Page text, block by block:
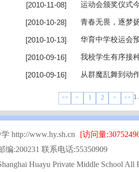
运动会颁奖仪式
[2010-11-08]
青春无畏，逐梦
[2010-10-28]
华育中学校运会
[2010-10-13]
我校学生有序接
[2010-09-16]
从群魔乱舞到动
[2010-09-16]
<< < 1 2 > >> 1
http://www.hy.sh.cn
[访问量
编:200231 联系电话:55350909
Huayu Private Middle School All